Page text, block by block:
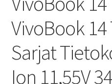
VivoBook 14
Sarjat
Ion 11,55V